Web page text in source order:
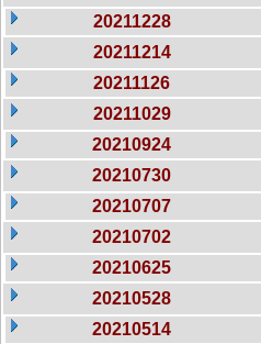
20211228
20211214
20211126
20211029
20210924
20210730
20210707
20210702
20210625
20210528
20210514